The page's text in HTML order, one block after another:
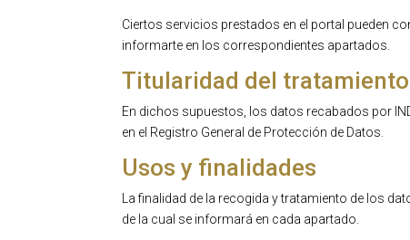
Ciertos servicios prestados en el portal pueden
informarte en los correspondientes apartados.
Titularidad del tratamiento
En dichos supuestos, los datos recabados por
en el Registro General de Protección de Datos.
Usos y finalidades
La finalidad de la recogida y tratamiento de los
de la cual se informará en cada apartado.